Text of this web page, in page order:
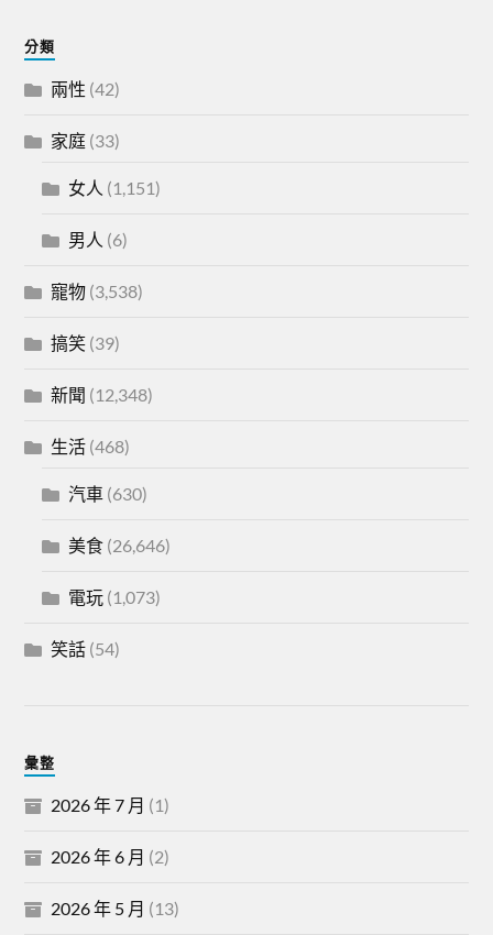
分類
兩性 (42)
家庭 (33)
女人 (1,151)
男人 (6)
寵物 (3,538)
搞笑 (39)
新聞 (12,348)
生活 (468)
汽車 (630)
美食 (26,646)
電玩 (1,073)
笑話 (54)
彙整
2026 年 7 月 (1)
2026 年 6 月 (2)
2026 年 5 月 (13)